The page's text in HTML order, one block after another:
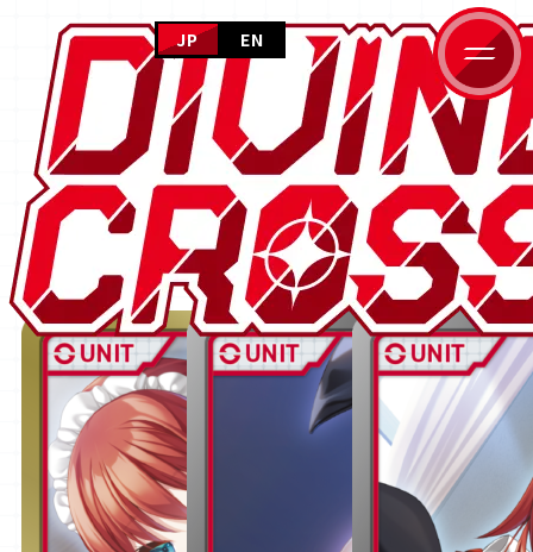
JP EN
HOME
ホーム
NEWS
ニュース
PRODUCTS
商品情報
CARD GALLERY
カードギャラリー
EVENT
イベント
HOW TO PLAY
遊び方
FOR BEGINNERS
はじめての方へ
OFFICIAL
CARD GALLERY
カードギャラリー
HOME カードギャラリー 悠刻のファムファタル ブースターパッ